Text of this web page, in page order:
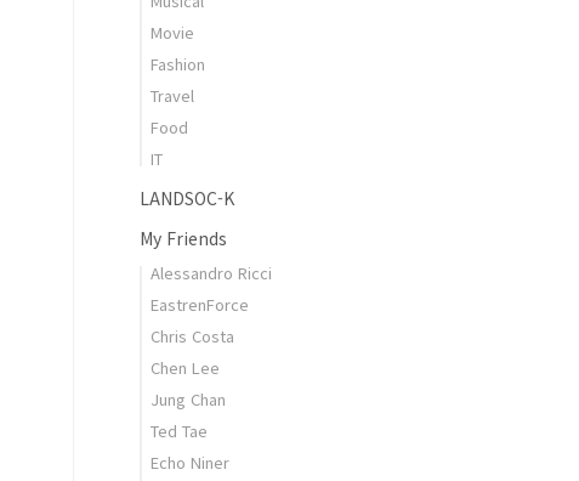
Movie
Fashion
Travel
Food
IT
LANDSOC-K
My Friends
Alessandro Ricci
EastrenForce
Chris Costa
Chen Lee
Jung Chan
Ted Tae
Echo Niner